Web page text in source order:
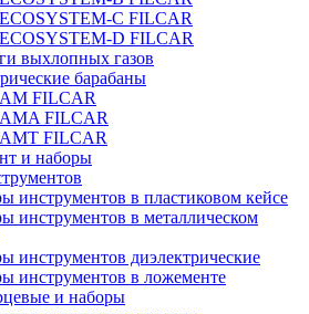
ECOSYSTEM-C FILCAR
ECOSYSTEM-D FILCAR
выхлопных газов
барабаны
AM FILCAR
AMA FILCAR
AMT FILCAR
и наборы
инструментов в пластиковом кейсе
инструментов в металлическом
инструментов диэлектрические
инструментов в ложементе
и наборы